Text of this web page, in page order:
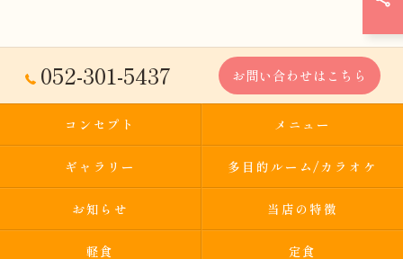
052-301-5437 お問い合わせはこちら
コンセプト メニュー
ギャラリー 多目的ルーム/カラオケ
お知らせ 当店の特徴
軽食 定食